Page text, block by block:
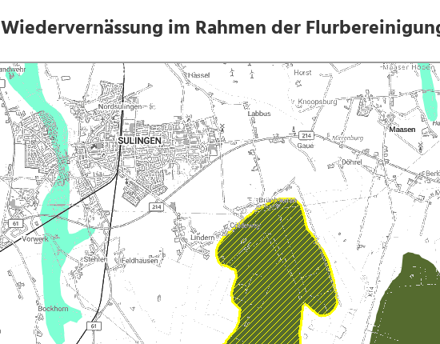
Wiedervernässung im Rahmen der